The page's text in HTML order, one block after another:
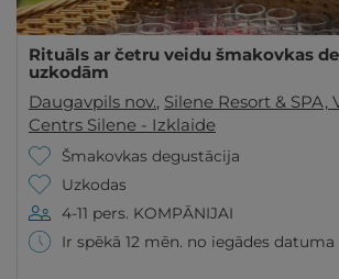
Rituāls ar četru veidu šmakovkas
uzkodām
Daugavpils nov., Silene Resort & SPA,
Centrs Silene - Izklaide
Šmakovkas degustācija
Uzkodas
4-11 pers. KOMPĀNIJAI
Ir spēkā 12 mēn. no iegādes datuma